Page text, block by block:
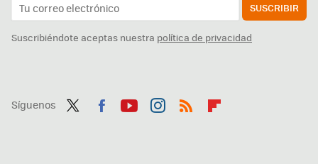
SUSCRIBIR
Suscribiéndote aceptas nuestra política de privacidad
Síguenos